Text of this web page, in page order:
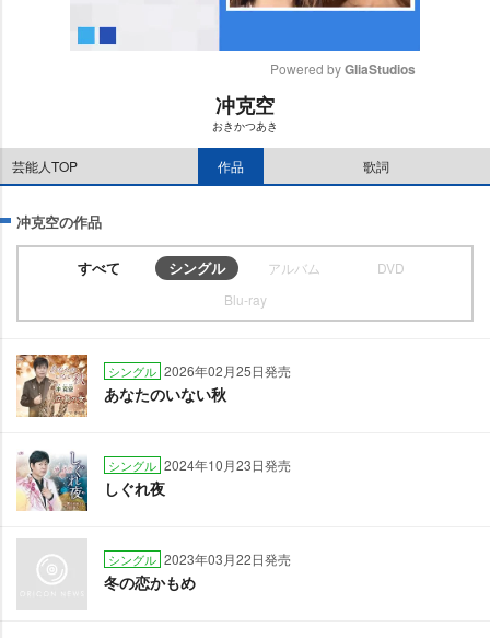
Powered by GliaStudios
冲克空
おきかつあき
芸能人TOP 作品 歌詞
冲克空の作品
すべて シングル アルバム
DVD
Blu-ray
シングル 2026年02月25日発売
あなたのいない秋
シングル 2024年10月23日発売
しぐれ夜
シングル 2023年03月22日発売
冬の恋かもめ